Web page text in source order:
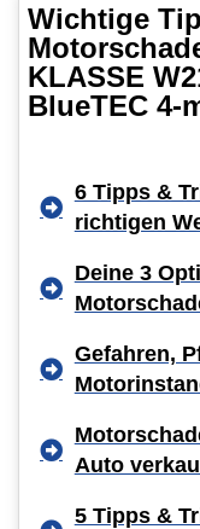
Wichtige
KLASSE
BlueTEC 4-
6 Tipps &
richtigen
Deine 3
Gefahren,
Auto
5 Tipps &